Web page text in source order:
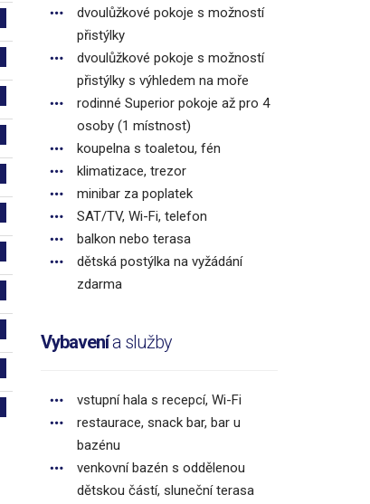
dvoulůžkové pokoje s možností
přistýlky
dvoulůžkové pokoje s možností
přistýlky s výhledem na moře
rodinné Superior pokoje až pro 4
osoby (1 místnost)
koupelna s toaletou, fén
klimatizace, trezor
minibar za poplatek
SAT/TV, Wi-Fi, telefon
balkon nebo terasa
dětská postýlka na vyžádání
zdarma
Vybavenía služby
vstupní hala s recepcí, Wi-Fi
restaurace, snack bar, bar u
bazénu
venkovní bazén s oddělenou
dětskou částí, sluneční terasa